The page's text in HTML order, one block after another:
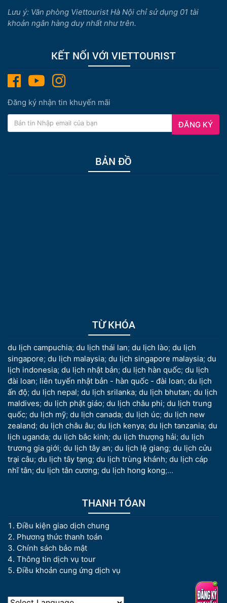
Lưu ý: Văn phòng Viettourist Hà Nội chỉ sử dụng 01 tài
khoản ngân hàng duy nhất như trên.
KẾT NỐI VỚI VIETTOURIST
Đăng ký nhận tin khuyến mãi
ĐĂNG KÝ
BẢN ĐỒ
TỪ KHÓA
du lịch campuchia; du lịch thái lan; du lịch lào; du lịch
singapore; du lịch malaysia; du lịch singapore malaysia; du
lịch indonesia; du lịch nhật bản; du lịch hàn quốc; du lịch
đài loan; liên tuyến nhật bản - hàn quốc - đài loan; du lịch
ấn độ; du lịch nepal; du lịch srilanka; du lịch bhutan; du lịch
maldives; du lịch phật giáo; du lịch châu phi; du lịch trung
quốc; du lịch mỹ; du lịch canada; du lịch úc; du lịch new
zealand; du lịch châu âu; du lịch kenya; du lịch tanzania; du
lịch uganda; du lịch bắc kinh; du lịch thượng hải; du lịch
trương gia giới; du lịch tây an; du lịch lệ giang; du lịch cửu
trại câu; du lịch tây tạng; du lịch trùng khánh; du lịch cáp
nhĩ tân; du lịch tân cương; du lịch hong kong;...
THANH TÓAN
Điều kiện giao dịch chung
Phương thức thanh toán
Chính sách bảo mật
Thông tin dịch vụ tour
Điều khoản cung ứng dịch vụ